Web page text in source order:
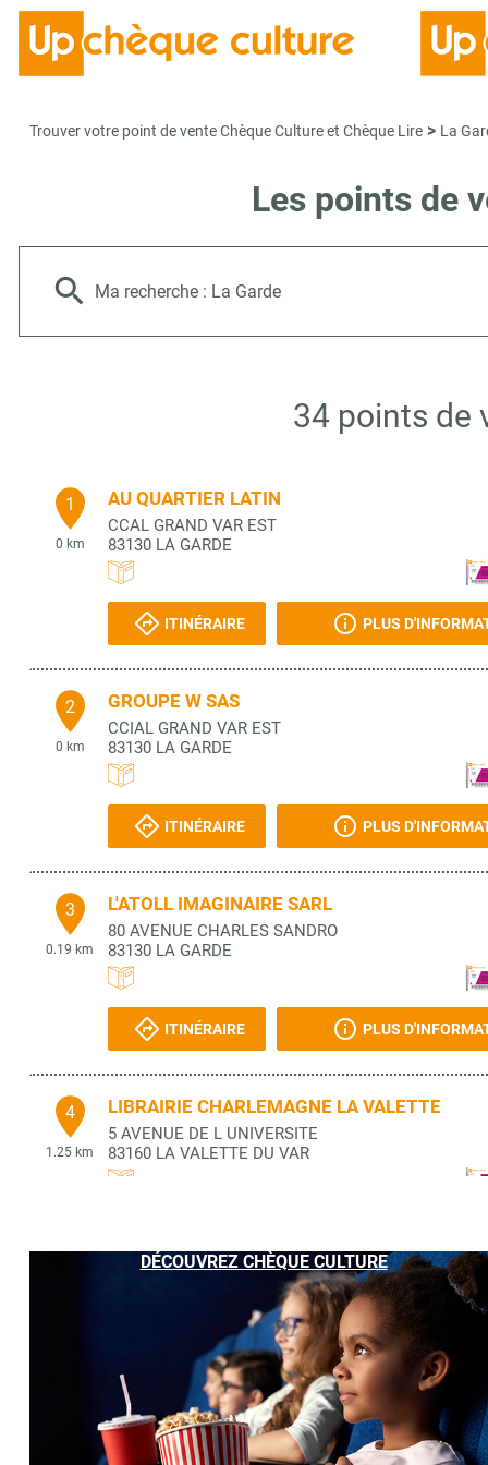
Trouver votre point de vente Chèque Culture et Chèque Lire > La
Les points de
Ma recherche : La Garde
34 points de
1
0 km
AU QUARTIER LATIN
CCAL GRAND VAR EST
83130 LA GARDE
ITINÉRAIRE PLUS
2
0 km
GROUPE W SAS
CCIAL GRAND VAR EST
83130 LA GARDE
ITINÉRAIRE PLUS
3
0.19 km
L'ATOLL IMAGINAIRE SARL
80 AVENUE CHARLES SANDRO
83130 LA GARDE
ITINÉRAIRE PLUS
4
1.25 km
LIBRAIRIE CHARLEMAGNE LA VALETTE
5 AVENUE DE L UNIVERSITE
83160 LA VALETTE DU VAR
LIBRAIRIE CHARLEMAGNE PROFESSIONNEL
5 AV DE L UNIVERSITE
LA VALETTE DU VAR
ITINÉRAIRE PLUS
DÉCOUVREZ CHÈQUE CULTURE